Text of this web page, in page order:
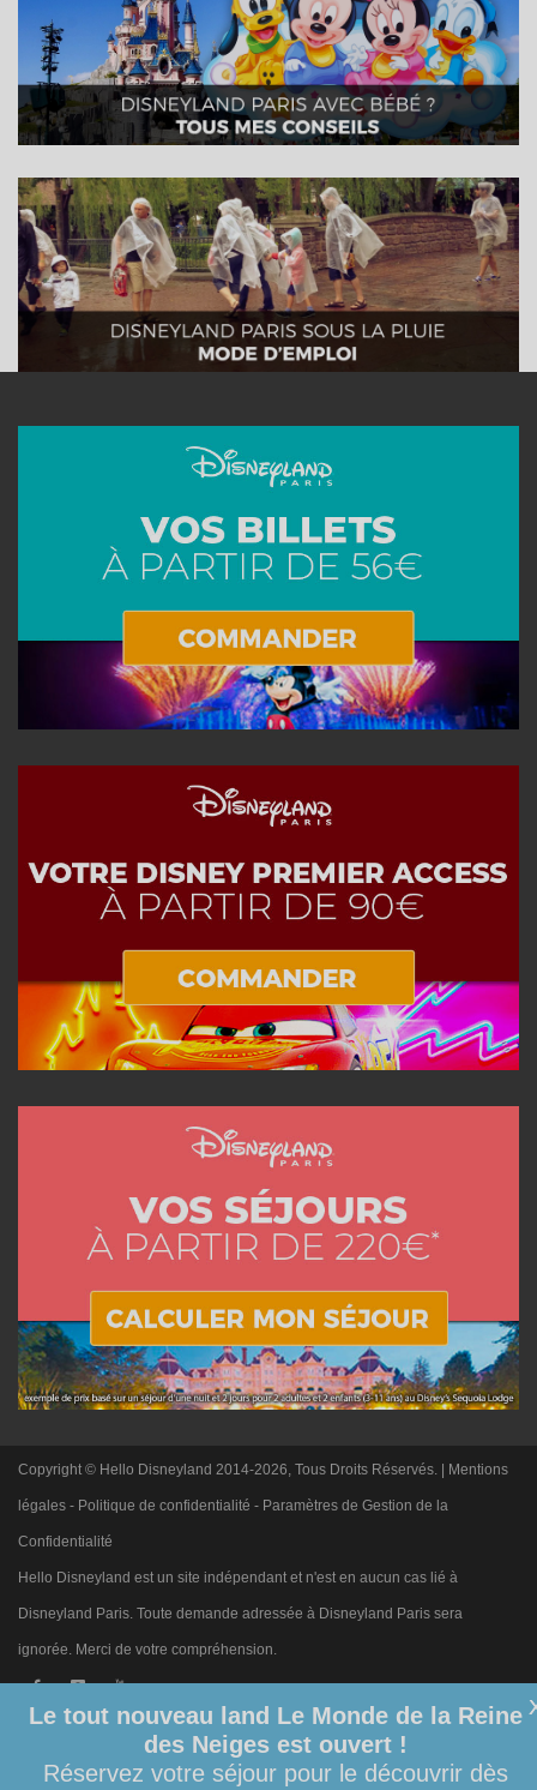
Copyright © Hello Disneyland 2014-2026, Tous Droits Réservés. | Mentions
légales - Politique de confidentialité - Paramètres de Gestion de la
Confidentialité
Hello Disneyland est un site indépendant et n'est en aucun cas lié à
Disneyland Paris. Toute demande adressée à Disneyland Paris sera
ignorée. Merci de votre compréhension.
Le tout nouveau land Le Monde de la Reine
des Neiges est ouvert !
Réservez votre séjour pour le découvrir dès